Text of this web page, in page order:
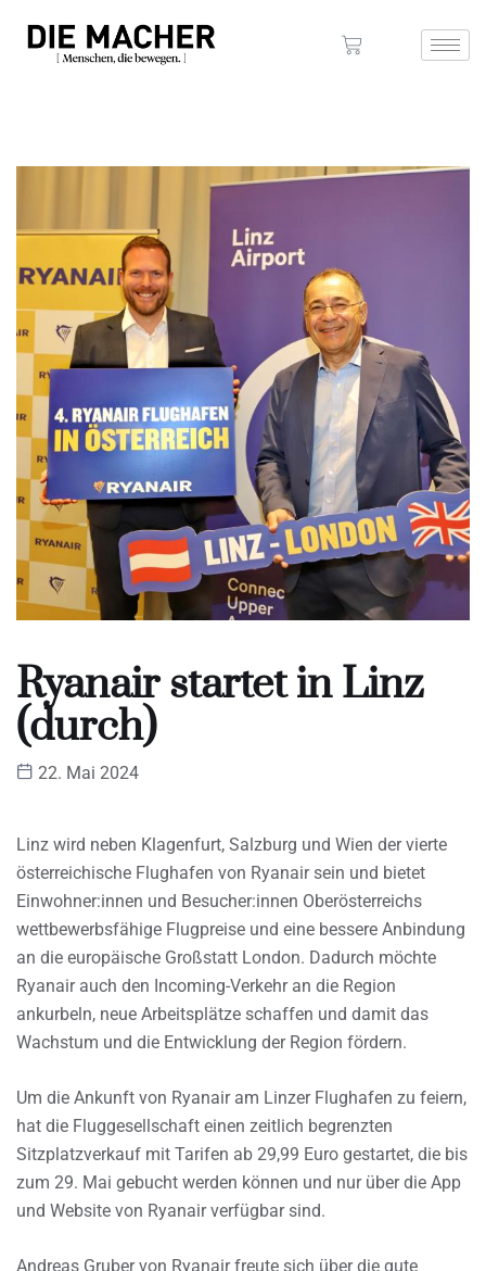
Ryanair startet in Linz
(durch)
22. Mai 2024
Linz wird neben Klagenfurt, Salzburg und Wien der vierte
österreichische Flughafen von Ryanair sein und bietet
Einwohner:innen und Besucher:innen Oberösterreichs
wettbewerbsfähige Flugpreise und eine bessere Anbindung
an die europäische Großstatt London. Dadurch möchte
Ryanair auch den Incoming-Verkehr an die Region
ankurbeln, neue Arbeitsplätze schaffen und damit das
Wachstum und die Entwicklung der Region fördern.
Um die Ankunft von Ryanair am Linzer Flughafen zu feiern,
hat die Fluggesellschaft einen zeitlich begrenzten
Sitzplatzverkauf mit Tarifen ab 29,99 Euro gestartet, die bis
zum 29. Mai gebucht werden können und nur über die App
und Website von Ryanair verfügbar sind.
Andreas Gruber von Ryanair freute sich über die gute